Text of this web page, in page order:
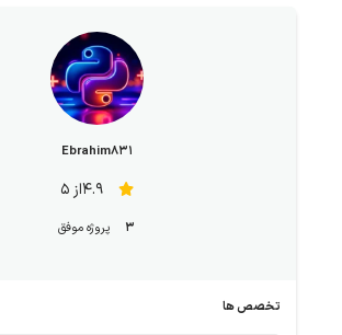
Ebrahim831
4.9از 5
3 پروژه موفق
تخصص ها